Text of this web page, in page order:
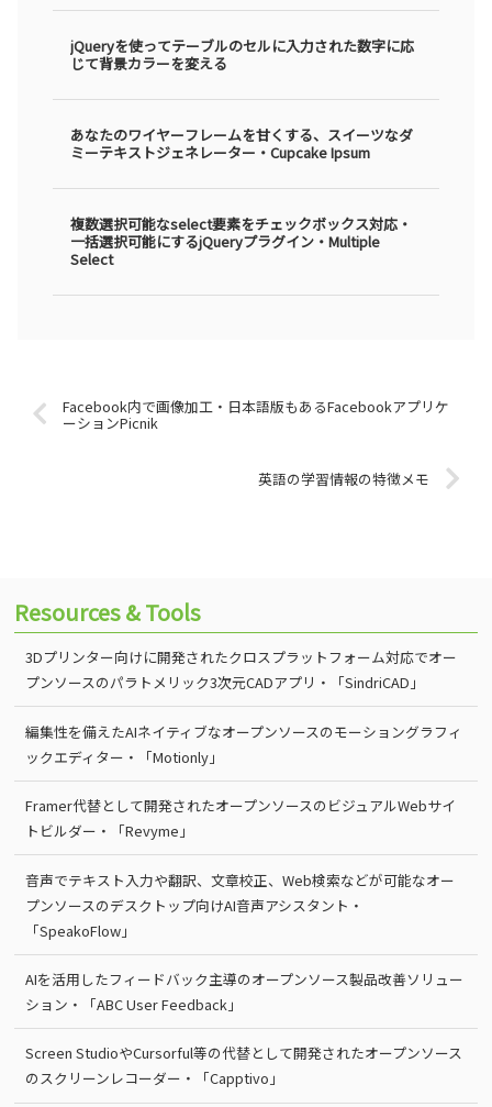
jQueryを使ってテーブルのセルに入力された数字に応
じて背景カラーを変える
あなたのワイヤーフレームを甘くする、スイーツなダ
ミーテキストジェネレーター・Cupcake Ipsum
複数選択可能なselect要素をチェックボックス対応・
一括選択可能にするjQueryプラグイン・Multiple
Select
Facebook内で画像加工・日本語版もあるFacebookアプリケ
ーションPicnik
英語の学習情報の特徴メモ
Resources & Tools
3Dプリンター向けに開発されたクロスプラットフォーム対応でオー
プンソースのパラトメリック3次元CADアプリ・「SindriCAD」
編集性を備えたAIネイティブなオープンソースのモーショングラフィ
ックエディター・「Motionly」
Framer代替として開発されたオープンソースのビジュアルWebサイ
トビルダー・「Revyme」
音声でテキスト入力や翻訳、文章校正、Web検索などが可能なオー
プンソースのデスクトップ向けAI音声アシスタント・
「SpeakoFlow」
AIを活用したフィードバック主導のオープンソース製品改善ソリュー
ション・「ABC User Feedback」
Screen StudioやCursorful等の代替として開発されたオープンソース
のスクリーンレコーダー・「Capptivo」